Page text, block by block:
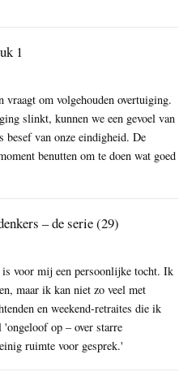
1
vraagt om volgehouden overtuiging.
slinkt, kunnen we een gevoel van
besef van onze eindigheid. De
benutten om te doen wat goed
– de serie (29)
voor mij een persoonlijke tocht. Ik
maar ik kan niet zo veel met
en weekend-retraites die ik
op – over starre
ruimte voor gesprek.'